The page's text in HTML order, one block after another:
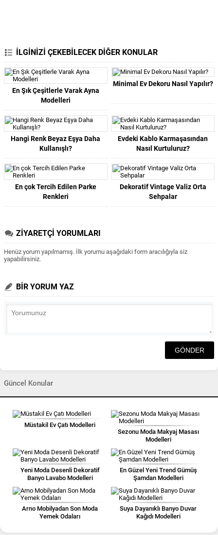
İLGİNİZİ ÇEKEBİLECEK DİĞER KONULAR
En Şık Çeşitlerle Varak Ayna
Modelleri
Minimal Ev Dekoru Nasıl Yapılır?
Hangi Renk Beyaz Eşya Daha
Kullanışlı?
Evdeki Kablo Karmaşasından
Nasıl Kurtuluruz?
En çok Tercih Edilen Parke
Renkleri
Dekoratif Vintage Valiz Orta
Sehpalar
ZİYARETÇİ YORUMLARI
Henüz yorum yapılmamış. İlk yorumu aşağıdaki form aracılığıyla siz
yapabilirsiniz.
BİR YORUM YAZ
Güncel Konular
Müstakil Ev Çatı Modelleri
Sezonu Moda Makyaj Masası
Modelleri
Yeni Moda Desenli Dekoratif
Banyo Lavabo Modelleri
En Güzel Yeni Trend Gümüş
Şamdan Modelleri
Arno Mobilyadan Son Moda
Yemek Odaları
Suya Dayanıklı Banyo Duvar
Kağıdı Modelleri